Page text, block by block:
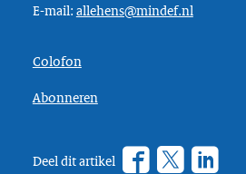
E-mail: allehens@mindef.nl
Colofon
Abonneren
Deel dit artikel
Facebook
Twitter???